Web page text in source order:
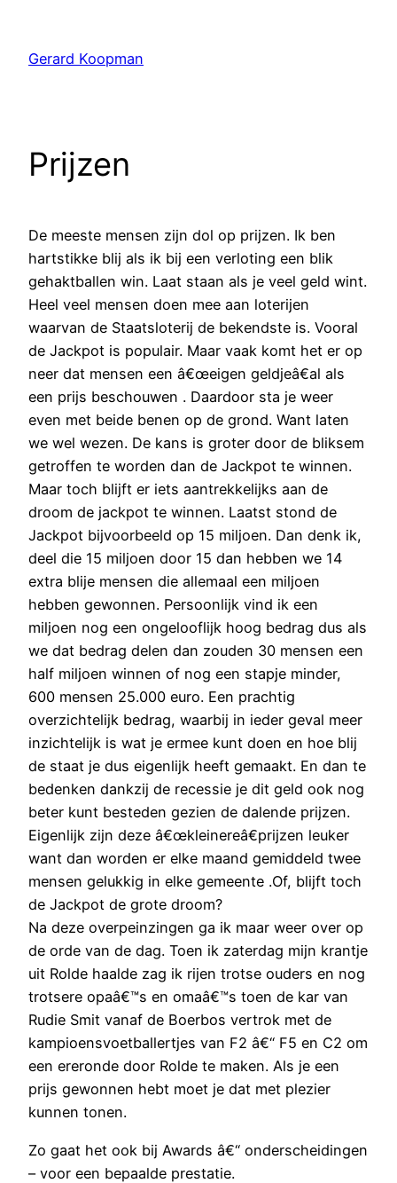
Gerard Koopman
Prijzen
De meeste mensen zijn dol op prijzen. Ik ben
hartstikke blij als ik bij een verloting een blik
gehaktballen win. Laat staan als je veel geld wint.
Heel veel mensen doen mee aan loterijen
waarvan de Staatsloterij de bekendste is. Vooral
de Jackpot is populair. Maar vaak komt het er op
neer dat mensen een â€œeigen geldjeâ€al als
een prijs beschouwen . Daardoor sta je weer
even met beide benen op de grond. Want laten
we wel wezen. De kans is groter door de bliksem
getroffen te worden dan de Jackpot te winnen.
Maar toch blijft er iets aantrekkelijks aan de
droom de jackpot te winnen. Laatst stond de
Jackpot bijvoorbeeld op 15 miljoen. Dan denk ik,
deel die 15 miljoen door 15 dan hebben we 14
extra blije mensen die allemaal een miljoen
hebben gewonnen. Persoonlijk vind ik een
miljoen nog een ongelooflijk hoog bedrag dus als
we dat bedrag delen dan zouden 30 mensen een
half miljoen winnen of nog een stapje minder,
600 mensen 25.000 euro. Een prachtig
overzichtelijk bedrag, waarbij in ieder geval meer
inzichtelijk is wat je ermee kunt doen en hoe blij
de staat je dus eigenlijk heeft gemaakt. En dan te
bedenken dankzij de recessie je dit geld ook nog
beter kunt besteden gezien de dalende prijzen.
Eigenlijk zijn deze â€œkleinereâ€prijzen leuker
want dan worden er elke maand gemiddeld twee
mensen gelukkig in elke gemeente .Of, blijft toch
de Jackpot de grote droom?
Na deze overpeinzingen ga ik maar weer over op
de orde van de dag. Toen ik zaterdag mijn krantje
uit Rolde haalde zag ik rijen trotse ouders en nog
trotsere opaâ€™s en omaâ€™s toen de kar van
Rudie Smit vanaf de Boerbos vertrok met de
kampioensvoetballertjes van F2 â€“ F5 en C2 om
een ereronde door Rolde te maken. Als je een
prijs gewonnen hebt moet je dat met plezier
kunnen tonen.
Zo gaat het ook bij Awards â€“ onderscheidingen
– voor een bepaalde prestatie.